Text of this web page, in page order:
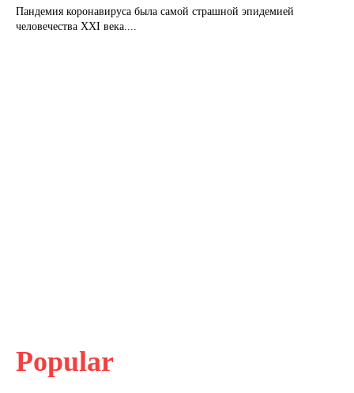
Пандемия коронавируса была самой страшной эпидемией
человечества XXI века....
Popular